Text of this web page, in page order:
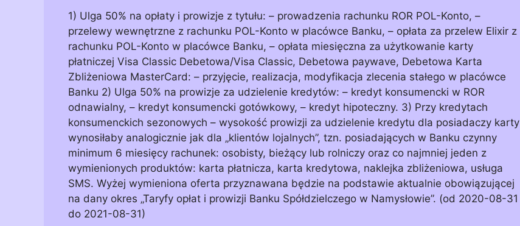
1) Ulga 50% na opłaty i prowizje z tytułu: – prowadzenia rachunku ROR POL-Konto, –
przelewy wewnętrzne z rachunku POL-Konto w placówce Banku, – opłata za przelew Elixir z
rachunku POL-Konto w placówce Banku, – opłata miesięczna za użytkowanie karty
płatniczej Visa Classic Debetowa/Visa Classic, Debetowa paywave, Debetowa Karta
Zbliżeniowa MasterCard: – przyjęcie, realizacja, modyfikacja zlecenia stałego w placówce
Banku 2) Ulga 50% na prowizje za udzielenie kredytów: – kredyt konsumencki w ROR
odnawialny, – kredyt konsumencki gotówkowy, – kredyt hipoteczny. 3) Przy kredytach
konsumenckich sezonowych – wysokość prowizji za udzielenie kredytu dla posiadaczy karty
wynosiłaby analogicznie jak dla „klientów lojalnych”, tzn. posiadających w Banku czynny
minimum 6 miesięcy rachunek: osobisty, bieżący lub rolniczy oraz co najmniej jeden z
wymienionych produktów: karta płatnicza, karta kredytowa, naklejka zbliżeniowa, usługa
SMS. Wyżej wymieniona oferta przyznawana będzie na podstawie aktualnie obowiązującej
na dany okres „Taryfy opłat i prowizji Banku Spółdzielczego w Namysłowie”. (od 2020-08-31
do 2021-08-31)